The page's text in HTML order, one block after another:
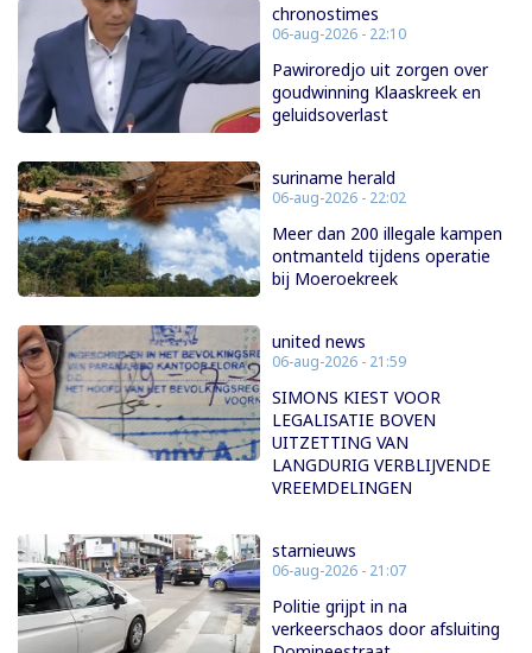
chronostimes
06-aug-2026 - 22:10
Pawiroredjo uit zorgen over
goudwinning Klaaskreek en
geluidsoverlast
suriname herald
06-aug-2026 - 22:02
Meer dan 200 illegale kampen
ontmanteld tijdens operatie
bij Moeroekreek
united news
06-aug-2026 - 21:59
SIMONS KIEST VOOR
LEGALISATIE BOVEN
UITZETTING VAN
LANGDURIG VERBLIJVENDE
VREEMDELINGEN
starnieuws
06-aug-2026 - 21:07
Politie grijpt in na
verkeerschaos door afsluiting